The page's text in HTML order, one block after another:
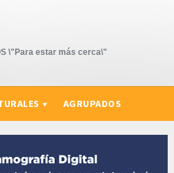
\"Para estar más cerca\"
AGRUPADOS